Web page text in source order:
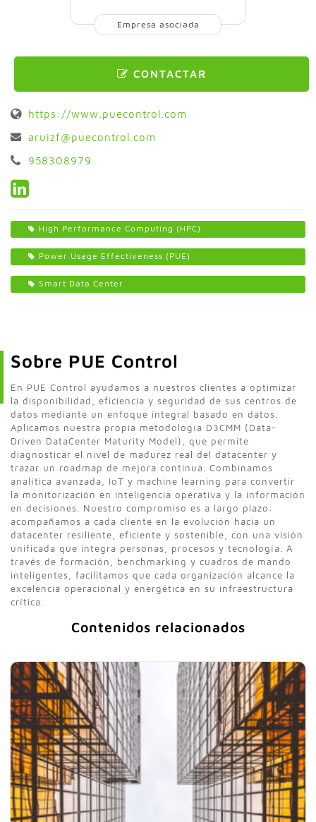
Empresa asociada
CONTACTAR
https://www.puecontrol.com
aruizf@puecontrol.com
958308979
High Performance Computing (HPC)
Power Usage Effectiveness (PUE)
Smart Data Center
Sobre PUE Control
En PUE Control ayudamos a nuestros clientes a optimizar
la disponibilidad, eficiencia y seguridad de sus centros de
datos mediante un enfoque integral basado en datos.
Aplicamos nuestra propia metodología D3CMM (Data-
Driven DataCenter Maturity Model), que permite
diagnosticar el nivel de madurez real del datacenter y
trazar un roadmap de mejora continua. Combinamos
analítica avanzada, IoT y machine learning para convertir
la monitorización en inteligencia operativa y la información
en decisiones. Nuestro compromiso es a largo plazo:
acompañamos a cada cliente en la evolución hacia un
datacenter resiliente, eficiente y sostenible, con una visión
unificada que integra personas, procesos y tecnología. A
través de formación, benchmarking y cuadros de mando
inteligentes, facilitamos que cada organización alcance la
excelencia operacional y energética en su infraestructura
crítica.
Contenidos relacionados